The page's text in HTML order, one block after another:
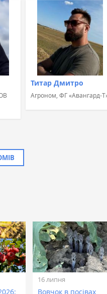
Титар Дмитро
Агроном, ФГ «Авангард-
16 липня
Вовчок в посівах